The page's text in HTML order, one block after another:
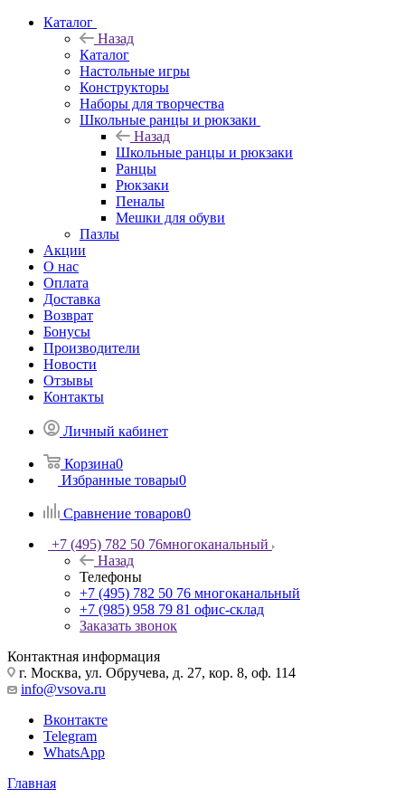
Каталог
Назад
Каталог
Настольные игры
Конструкторы
Наборы для творчества
Школьные ранцы и рюкзаки
Назад
Школьные ранцы и рюкзаки
Ранцы
Рюкзаки
Пеналы
Мешки для обуви
Пазлы
Акции
О нас
Оплата
Доставка
Возврат
Бонусы
Производители
Новости
Отзывы
Контакты
Личный кабинет
Корзина0
Избранные товары0
Сравнение товаров0
+7 (495) 782 50 76многоканальный
Назад
Телефоны
+7 (495) 782 50 76 многоканальный
+7 (985) 958 79 81 офис-склад
Заказать звонок
Контактная информация
г. Москва, ул. Обручева, д. 27, кор. 8, оф. 114
info@vsova.ru
Вконтакте
Telegram
WhatsApp
Главная